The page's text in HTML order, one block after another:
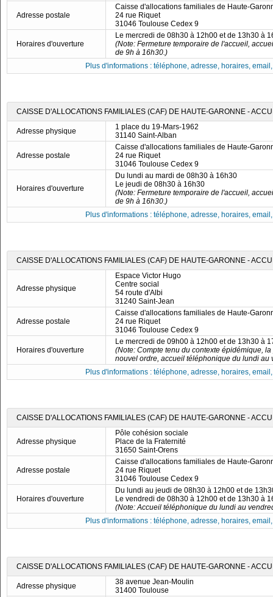
Adresse postale
Caisse d'allocations familiales de Haute-
24 rue Riquet
31046 Toulouse Cedex 9
Horaires d'ouverture
Le mercredi de 08h30 à 12h00 et de 13h30 à
(Note: Fermeture temporaire de l'accueil,
de 9h à 16h30.)
Plus d'informations : téléphone, adresse, horaires,
CAISSE D'ALLOCATIONS FAMILIALES (CAF) DE HAUTE-GARONNE -
Adresse physique
1 place du 19-Mars-1962
31140 Saint-Alban
Adresse postale
Caisse d'allocations familiales de Haute-
24 rue Riquet
31046 Toulouse Cedex 9
Horaires d'ouverture
Du lundi au mardi de 08h30 à 16h30
Le jeudi de 08h30 à 16h30
(Note: Fermeture temporaire de l'accueil,
de 9h à 16h30.)
Plus d'informations : téléphone, adresse, horaires,
CAISSE D'ALLOCATIONS FAMILIALES (CAF) DE HAUTE-GARONNE -
Adresse physique
Espace Victor Hugo
Centre social
54 route d'Albi
31240 Saint-Jean
Adresse postale
Caisse d'allocations familiales de Haute-
24 rue Riquet
31046 Toulouse Cedex 9
Horaires d'ouverture
Le mercredi de 09h00 à 12h00 et de 13h30 à
(Note: Compte tenu du contexte épidémique,
nouvel ordre, accueil téléphonique du lundi au
Plus d'informations : téléphone, adresse, horaires,
CAISSE D'ALLOCATIONS FAMILIALES (CAF) DE HAUTE-GARONNE -
Adresse physique
Pôle cohésion sociale
Place de la Fraternité
31650 Saint-Orens
Adresse postale
Caisse d'allocations familiales de Haute-
24 rue Riquet
31046 Toulouse Cedex 9
Horaires d'ouverture
Du lundi au jeudi de 08h30 à 12h00 et de
Le vendredi de 08h30 à 12h00 et de 13h30 à
(Note: Accueil téléphonique du lundi au
Plus d'informations : téléphone, adresse, horaires,
CAISSE D'ALLOCATIONS FAMILIALES (CAF) DE HAUTE-GARONNE -
Adresse physique
38 avenue Jean-Moulin
31400 Toulouse